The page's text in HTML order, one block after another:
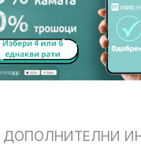
ДОПОЛНИТЕЛНИ